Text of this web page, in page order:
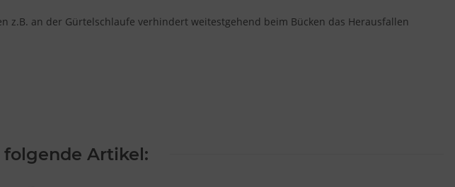
z.B. an der Gürtelschlaufe verhindert weitestgehend beim Bücken das Herausfallen
Artikel: